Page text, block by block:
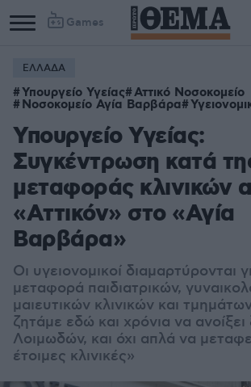
Games
ΕΛΛΑΔΑ
Υπουργείο Υγείας Αττικό Νοσοκομείο
Νοσοκομείο Αγία Βαρβάρα
Υπουργείο Υγείας:
Συγκέντρωση κατά
μεταφοράς κλινικών
«Αττικόν» στο «Αγία
Βαρβάρα»
Οι υγειονομικοί διαμαρτύρονται
μεταφορά παιδιατρικών,
μαιευτικών κλινικών και
ζητάμε εδώ και χρόνια να
Λοιμωδών, και όχι απλά να
έτοιμες κλινικές»